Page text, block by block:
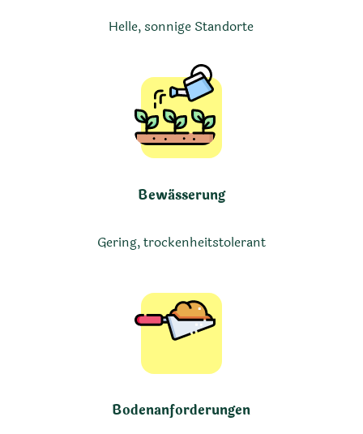
Helle, sonnige Standorte
Bewässerung
Gering, trockenheitstolerant
Bodenanforderungen